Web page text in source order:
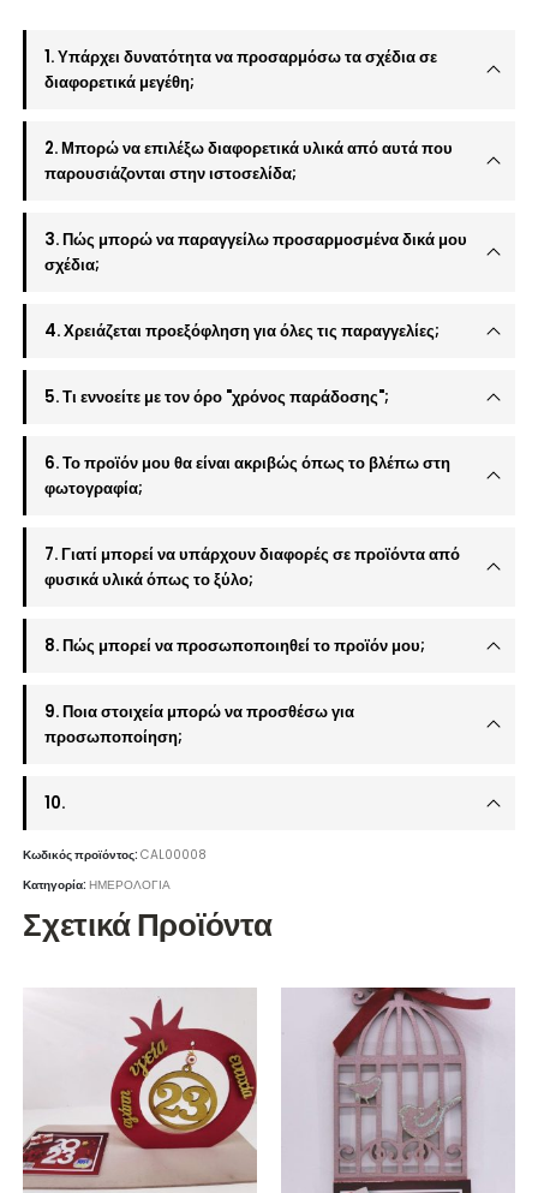
1. Υπάρχει δυνατότητα να προσαρμόσω τα σχέδια σε
διαφορετικά μεγέθη;
2. Μπορώ να επιλέξω διαφορετικά υλικά από αυτά που
παρουσιάζονται στην ιστοσελίδα;
3. Πώς μπορώ να παραγγείλω προσαρμοσμένα δικά μου
σχέδια;
4. Χρειάζεται προεξόφληση για όλες τις παραγγελίες;
5. Τι εννοείτε με τον όρο "χρόνος παράδοσης";
6. Το προϊόν μου θα είναι ακριβώς όπως το βλέπω στη
φωτογραφία;
7. Γιατί μπορεί να υπάρχουν διαφορές σε προϊόντα από
φυσικά υλικά όπως το ξύλο;
8. Πώς μπορεί να προσωποποιηθεί το προϊόν μου;
9. Ποια στοιχεία μπορώ να προσθέσω για
προσωποποίηση;
10.
Κωδικός προϊόντος:CAL00008
Κατηγορία:ΗΜΕΡΟΛΟΓΙΑ
Σχετικά Προϊόντα